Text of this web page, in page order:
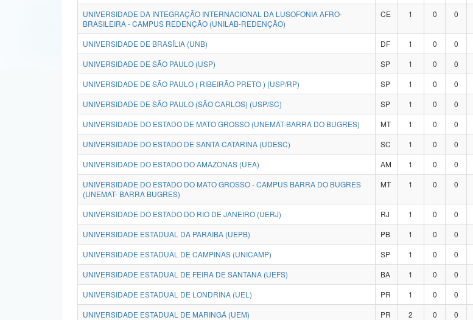
UNIVERSIDADE DA INTEGRAÇÃO INTERNACIONAL DA LUSOFONIA AFRO-
BRASILEIRA - CAMPUS REDENÇÃO (UNILAB-REDENÇÃO)
CE 1 0 0
UNIVERSIDADE DE BRASÍLIA (UNB) DF 1 0 0
UNIVERSIDADE DE SÃO PAULO (USP)
SP 1 0 0
UNIVERSIDADE DE SÃO PAULO ( RIBEIRÃO PRETO ) (USP/RP)
SP 1 0 0
UNIVERSIDADE DE SÃO PAULO (SÃO CARLOS) (USP/SC)
SP 1 0 0
UNIVERSIDADE DO ESTADO DE MATO GROSSO (UNEMAT-BARRA DO BUGRES)
MT 1 0 0
UNIVERSIDADE DO ESTADO DE SANTA CATARINA (UDESC)
SC 1 0 0
UNIVERSIDADE DO ESTADO DO AMAZONAS (UEA)
AM 1 0 0
UNIVERSIDADE DO ESTADO DO MATO GROSSO - CAMPUS BARRA DO BUGRES
(UNEMAT- BARRA BUGRES)
MT 1 0 0
UNIVERSIDADE DO ESTADO DO RIO DE JANEIRO (UERJ) RJ 1 0 0
UNIVERSIDADE ESTADUAL DA PARAIBA (UEPB)
PB 1 0 0
UNIVERSIDADE ESTADUAL DE CAMPINAS (UNICAMP)
SP 1 0 0
UNIVERSIDADE ESTADUAL DE FEIRA DE SANTANA (UEFS)
BA 1 0 0
UNIVERSIDADE ESTADUAL DE LONDRINA (UEL)
PR 1 0 0
UNIVERSIDADE ESTADUAL DE MARINGÁ (UEM)
PR 2 0 0